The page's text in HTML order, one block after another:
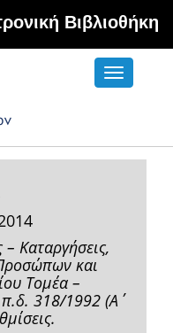
Βιβλιοθήκη
Toggle
– Καταργήσεις,
και
Τομέα –
318/1992 (Α΄